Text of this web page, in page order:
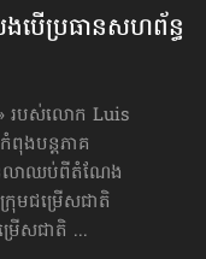
ង​​បើប្រធានសហព័ន្ធ​
» របស់លោក Luis
ងបន្តភាគ
លាឈប់ពីតំណែង
មជម្រើសជាតិ
រើសជាតិ ...